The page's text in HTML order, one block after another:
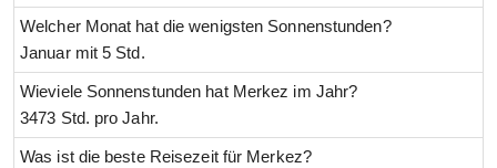
Welcher Monat hat die wenigsten Sonnenstunden?
Januar mit 5 Std.
Wieviele Sonnenstunden hat Merkez im Jahr?
3473 Std. pro Jahr.
Was ist die beste Reisezeit für Merkez?